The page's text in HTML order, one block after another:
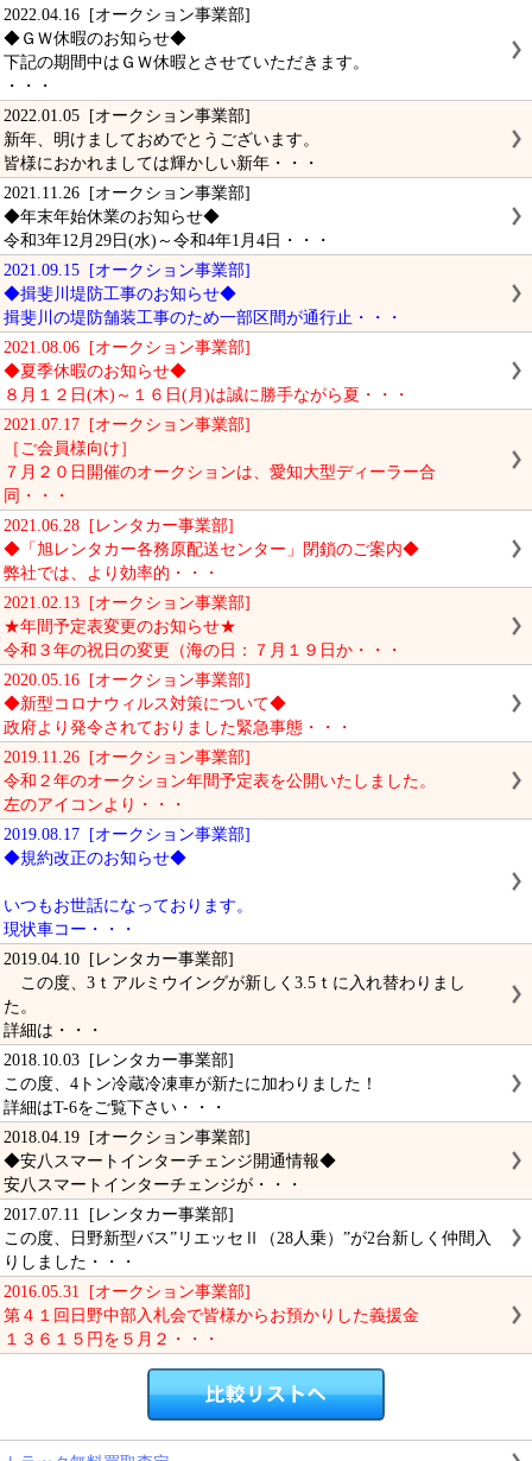
2022.04.16 [オークション事業部]
◆ＧＷ休暇のお知らせ◆
下記の期間中はＧＷ休暇とさせていただきます。
・・・
2022.01.05 [オークション事業部]
新年、明けましておめでとうございます。
皆様におかれましては輝かしい新年・・・
2021.11.26 [オークション事業部]
◆年末年始休業のお知らせ◆
令和3年12月29日(水)～令和4年1月4日・・・
2021.09.15 [オークション事業部]
◆揖斐川堤防工事のお知らせ◆
揖斐川の堤防舗装工事のため一部区間が通行止・・・
2021.08.06 [オークション事業部]
◆夏季休暇のお知らせ◆
８月１２日(木)～１６日(月)は誠に勝手ながら夏・・・
2021.07.17 [オークション事業部]
［ご会員様向け］
７月２０日開催のオークションは、愛知大型ディーラー合
同・・・
2021.06.28 [レンタカー事業部]
◆「旭レンタカー各務原配送センター」閉鎖のご案内◆
弊社では、より効率的・・・
2021.02.13 [オークション事業部]
★年間予定表変更のお知らせ★
令和３年の祝日の変更（海の日：７月１９日か・・・
2020.05.16 [オークション事業部]
◆新型コロナウィルス対策について◆
政府より発令されておりました緊急事態・・・
2019.11.26 [オークション事業部]
令和２年のオークション年間予定表を公開いたしました。
左のアイコンより・・・
2019.08.17 [オークション事業部]
◆規約改正のお知らせ◆
いつもお世話になっております。
現状車コー・・・
2019.04.10 [レンタカー事業部]
この度、3ｔアルミウイングが新しく3.5ｔに入れ替わりまし
た。
詳細は・・・
2018.10.03 [レンタカー事業部]
この度、4トン冷蔵冷凍車が新たに加わりました！
詳細はT-6をご覧下さい・・・
2018.04.19 [オークション事業部]
◆安八スマートインターチェンジ開通情報◆
安八スマートインターチェンジが・・・
2017.07.11 [レンタカー事業部]
この度、日野新型バス”リエッセⅡ（28人乗）”が2台新しく仲間入
りしました・・・
2016.05.31 [オークション事業部]
第４１回日野中部入札会で皆様からお預かりした義援金
１３６１５円を５月２・・・